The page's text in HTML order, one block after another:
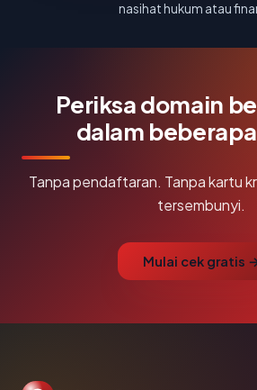
nasihat hukum atau
Periksa domain
dalam
Tanpa pendaftaran. Tanpa kartu
tersembunyi.
Mulai cek gratis